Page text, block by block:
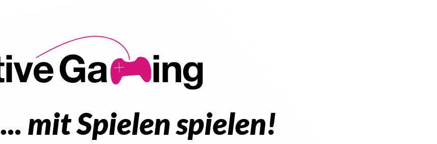
... mit Spielen spielen!